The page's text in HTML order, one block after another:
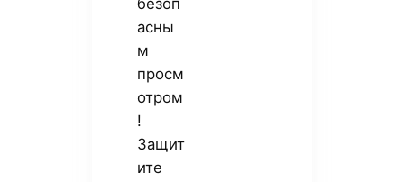
безоп
асны
м
просм
отром
!
Защит
ите